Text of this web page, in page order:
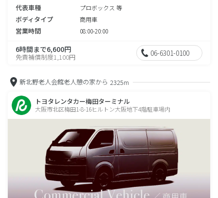
代表車種 プロボックス 等
ボディタイプ 商用車
営業時間 08:00-20:00
6時間まで6,600円
免責補償制度1,100円 06-6301-0100
新北野老人会館老人憩の家から 2325m
トヨタレンタカー梅田ターミナル
大阪市北区梅田1-8-16ヒルトン大阪地下4階駐車場内